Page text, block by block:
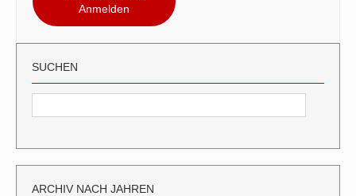
Anmelden
SUCHEN
ARCHIV NACH JAHREN